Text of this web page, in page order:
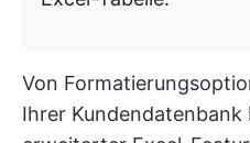
Von
Ihrer